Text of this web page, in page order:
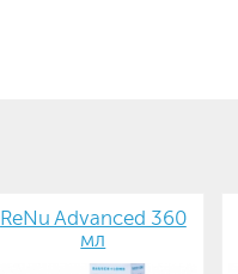
ReNu Advanced 360
мл